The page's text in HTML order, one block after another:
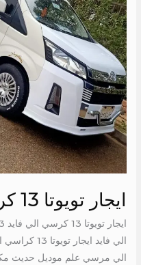
ايجار تويوتا 13 كرسي الي فايد
الي مرسي علم موديل حديث